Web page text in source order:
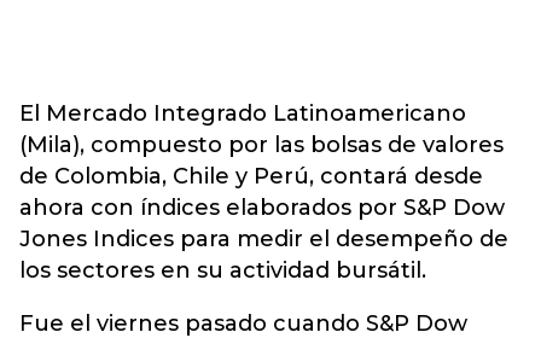
El Mercado Integrado Latinoamericano
(Mila), compuesto por las bolsas de valores
de Colombia, Chile y Perú, contará desde
ahora con índices elaborados por S&P Dow
Jones Indices para medir el desempeño de
los sectores en su actividad bursátil.
Fue el viernes pasado cuando S&P Dow